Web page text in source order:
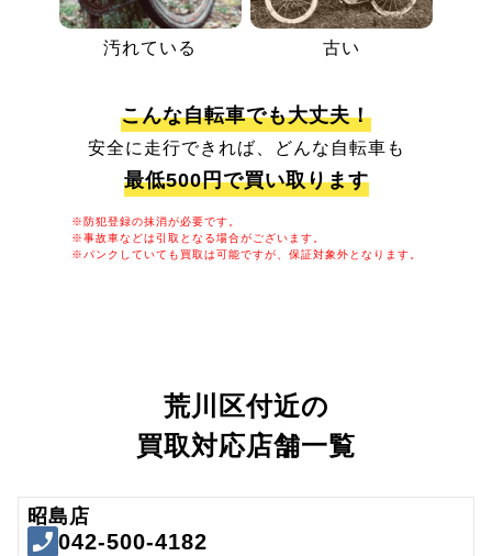
汚れている 古い
こんな自転車でも大丈夫！
安全に走行できれば、どんな自転車も
最低500円で買い取ります
※防犯登録の抹消が必要です。
※事故車などは引取となる場合がございます。
※パンクしていても買取は可能ですが、保証対象外となります。
荒川区付近の
買取対応店舗一覧
昭島店
042-500-4182